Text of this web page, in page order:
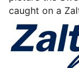
caught on a